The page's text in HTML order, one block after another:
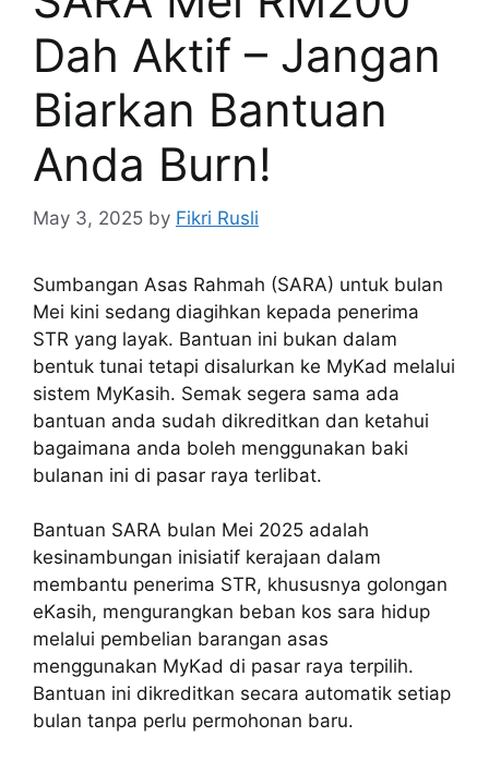
Dah Aktif – Jangan
Biarkan Bantuan
Anda Burn!
May 3, 2025 by Fikri Rusli
Sumbangan Asas Rahmah (SARA) untuk bulan
Mei kini sedang diagihkan kepada penerima
STR yang layak. Bantuan ini bukan dalam
bentuk tunai tetapi disalurkan ke MyKad melalui
sistem MyKasih. Semak segera sama ada
bantuan anda sudah dikreditkan dan ketahui
bagaimana anda boleh menggunakan baki
bulanan ini di pasar raya terlibat.
Bantuan SARA bulan Mei 2025 adalah
kesinambungan inisiatif kerajaan dalam
membantu penerima STR, khususnya golongan
eKasih, mengurangkan beban kos sara hidup
melalui pembelian barangan asas
menggunakan MyKad di pasar raya terpilih.
Bantuan ini dikreditkan secara automatik setiap
bulan tanpa perlu permohonan baru.